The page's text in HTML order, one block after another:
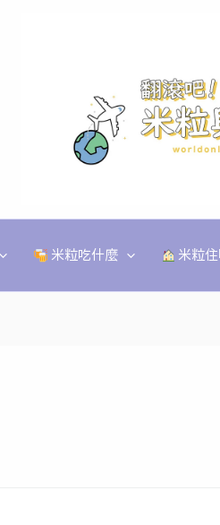
米粒吃什麼 米粒